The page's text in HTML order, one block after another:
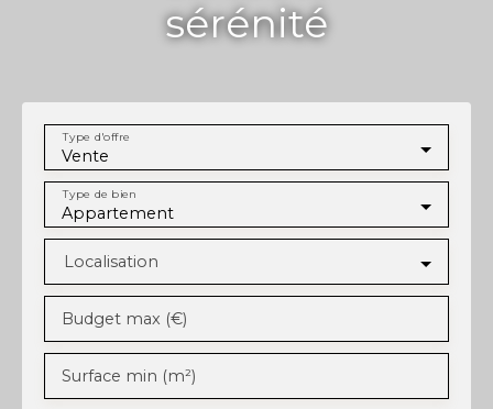
sérénité
Vente
Type d'offre
Appartement
Type de bien
Localisation
Budget max (€)
Surface min (m²)